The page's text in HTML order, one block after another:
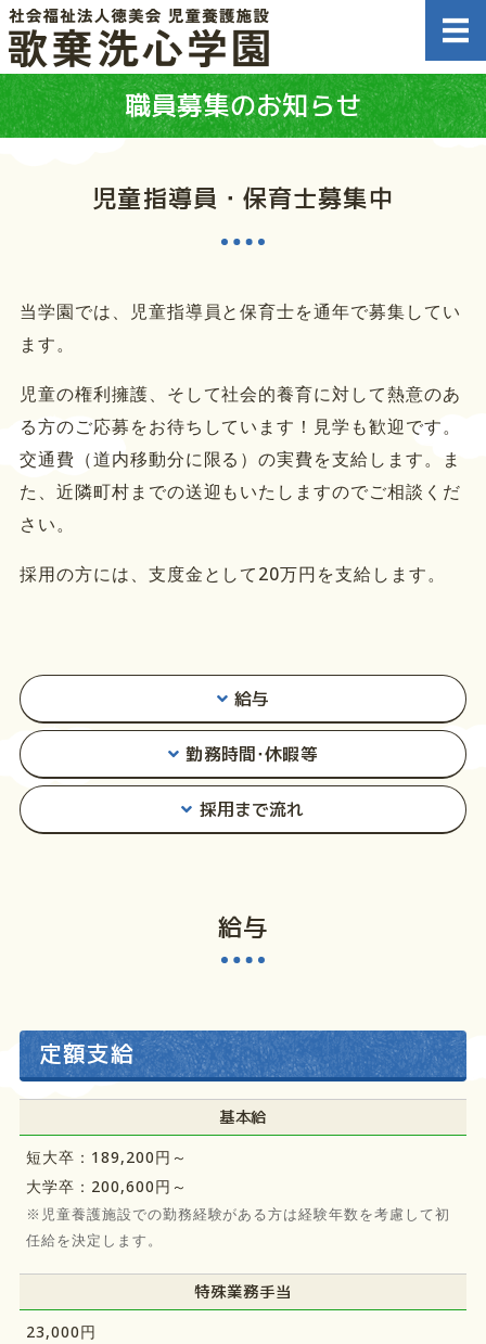
児童養護施設
ホーム
お問い合わせ
職員募集のお知らせ
児童指導員・保育士募集中
当学園では、児童指導員と保育士を通年で募集してい
ます。
児童の権利擁護、そして社会的養育に対して熱意のあ
る方のご応募をお待ちしています！見学も歓迎です。
交通費（道内移動分に限る）の実費を支給します。ま
た、近隣町村までの送迎もいたしますのでご相談くだ
さい。
採用の方には、支度金として20万円を支給します。
給与
勤務時間･休暇等
採用まで流れ
給与
定額支給
基本給
短大卒：189,200円～
大学卒：200,600円～
※児童養護施設での勤務経験がある方は経験年数を考慮して初
任給を決定します。
特殊業務手当
23,000円